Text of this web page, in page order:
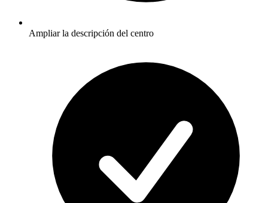
Ampliar la descripción del centro